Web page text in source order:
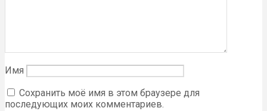
Имя
Сохранить моё имя в этом браузере для
последующих моих комментариев.